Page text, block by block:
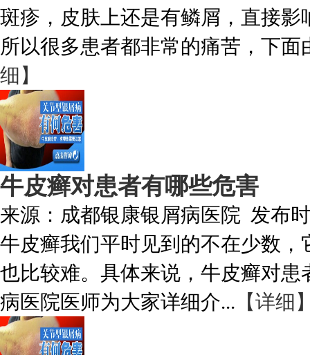
斑疹，皮肤上还是有鳞屑，直接
所以很多患者都非常的痛苦，下
细】
牛皮癣对患者有哪些危害
来源： 成都银康银屑病医院 发布
牛皮癣我们平时见到的不在少数
也比较难。具体来说，牛皮癣对
病医院医师为大家详细介... 【详细